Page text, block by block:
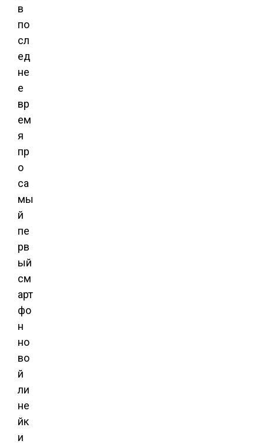
в
по
сл
ед
не
е
вр
ем
я
пр
о
са
мы
й
пе
рв
ый
см
арт
фо
н
но
во
й
ли
не
йк
и